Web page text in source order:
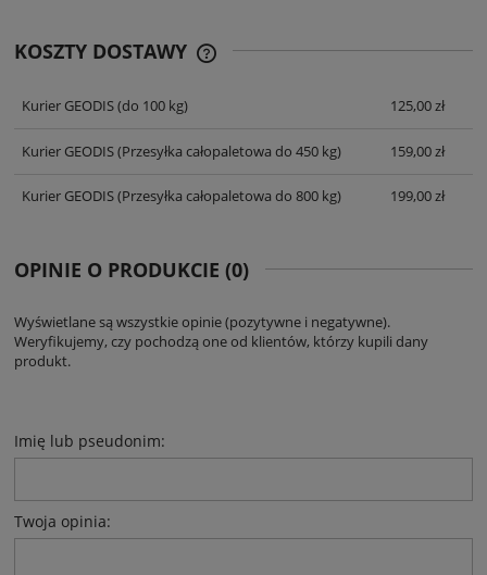
KOSZTY DOSTAWY
Kurier GEODIS(do 100 kg) 125,00 zł
Kurier GEODIS(Przesyłka całopaletowa do 450 kg) 159,00 zł
Kurier GEODIS(Przesyłka całopaletowa do 800 kg) 199,00 zł
OPINIE O PRODUKCIE (0)
Wyświetlane są wszystkie opinie (pozytywne i negatywne).
Weryfikujemy, czy pochodzą one od klientów, którzy kupili dany
produkt.
Imię lub pseudonim:
Twoja opinia: